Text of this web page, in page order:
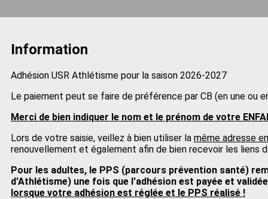
Information
Adhésion USR Athlétisme pour la saison 2026-2027
Le paiement peut se faire de préférence par CB (en une ou
Merci de bien indiquer le nom et le prénom de votre
Lors de votre saisie, veillez à bien utiliser la même adresse
renouvellement et également afin de bien recevoir les liens
Pour les adultes, le PPS (parcours prévention santé)
d'Athlétisme) une fois que l'adhésion est payée et
lorsque votre adhésion est réglée et le PPS réalisé !